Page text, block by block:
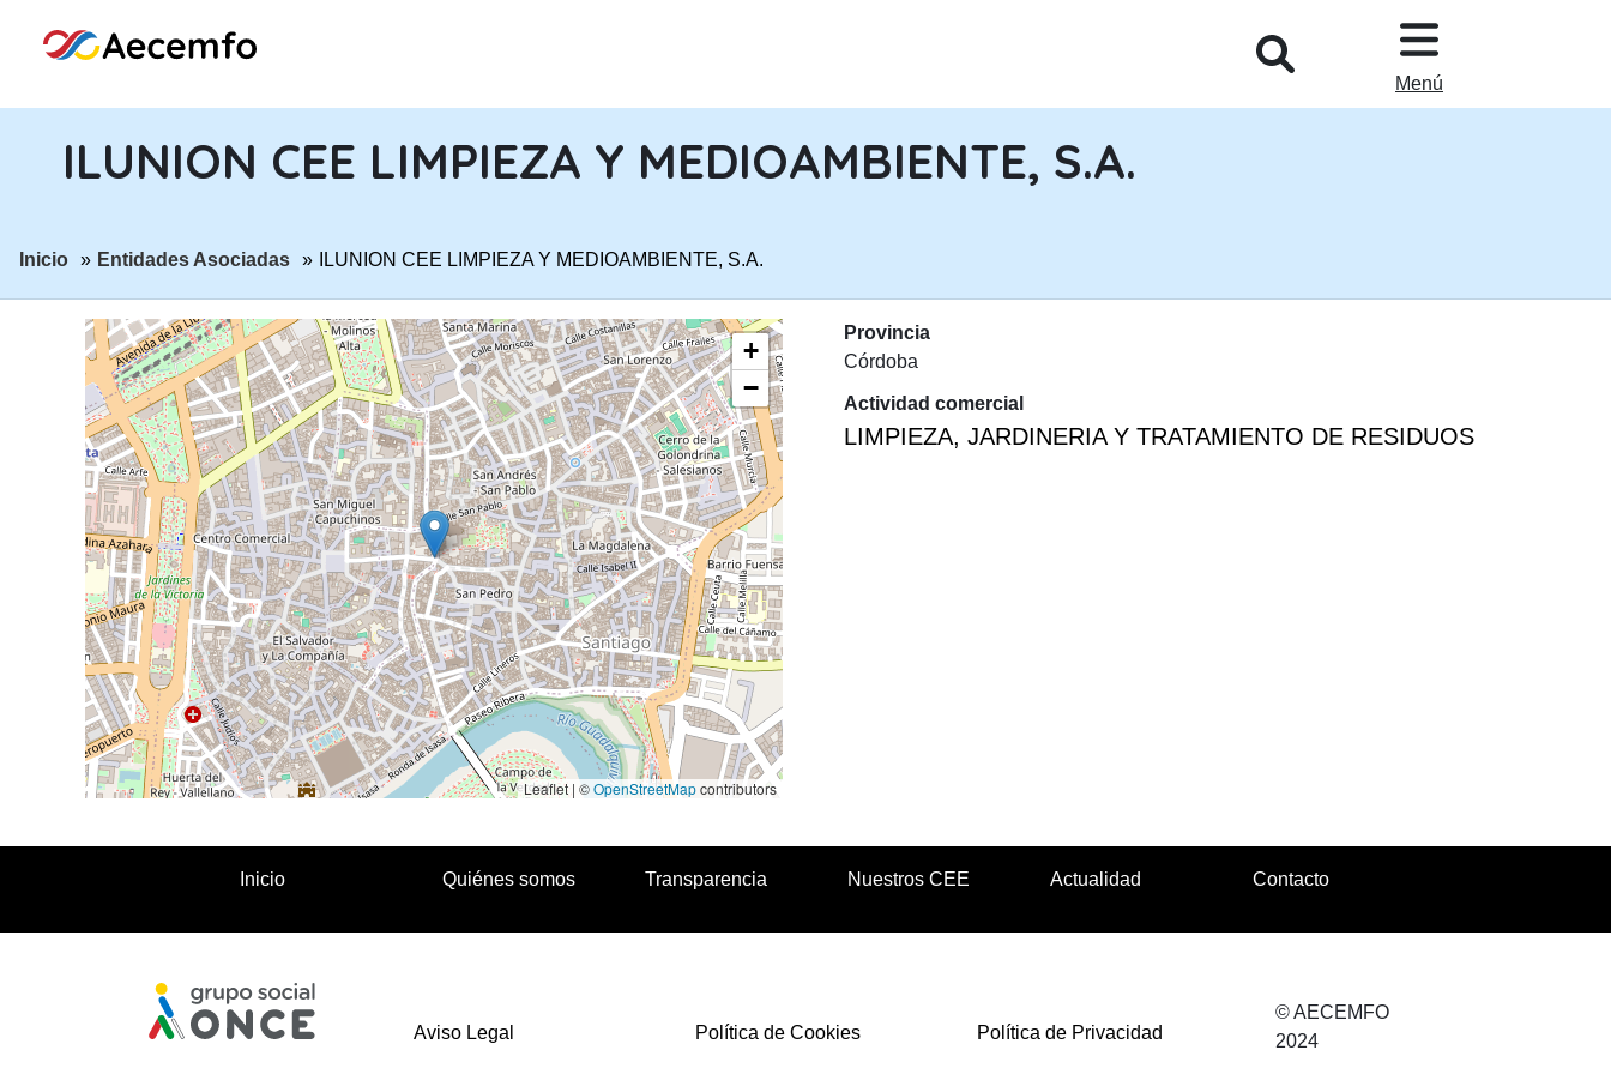
Menú
ILUNION CEE LIMPIEZA Y MEDIOAMBIENTE, S.A.
ir a página:
Inicio ir a página:
Entidades Asociadas ILUNION CEE LIMPIEZA Y MEDIOAMBIENTE, S.A.
+
−
Leaflet | ©OpenStreetMapcontributors
Provincia
Córdoba
Actividad comercial
LIMPIEZA, JARDINERIA Y TRATAMIENTO DE RESIDUOS
Inicio Quiénes somos Transparencia Nuestros CEE Actualidad Contacto
Aviso Legal Política de Cookies Política de Privacidad
© AECEMFO
2024